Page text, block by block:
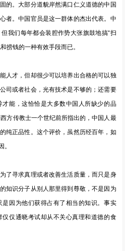
。大部分道貌岸然满口仁义道德的中国
者。中国官员是这一群体的杰出代表。中
我们每年都会装腔作势大张旗鼓地搞“扫
捞钱的一种有效手段而已。
才，但却很少可以培养出合格的可以独
司或者社会，光有技术是不够的；还需要
能，这恰恰是大多数中国人所缺少的品
方传教士一个世纪前所指出的，中国人最
纯正品性。这个评价，虽然历经百年，如
。
寻求真理或者改善生活质量，而只是身
知识分子从别人那里得到尊敬，不是因为
因为他们获得占有了相当的知识。事实
仅仅通晓考试却从不关心真理和道德的食